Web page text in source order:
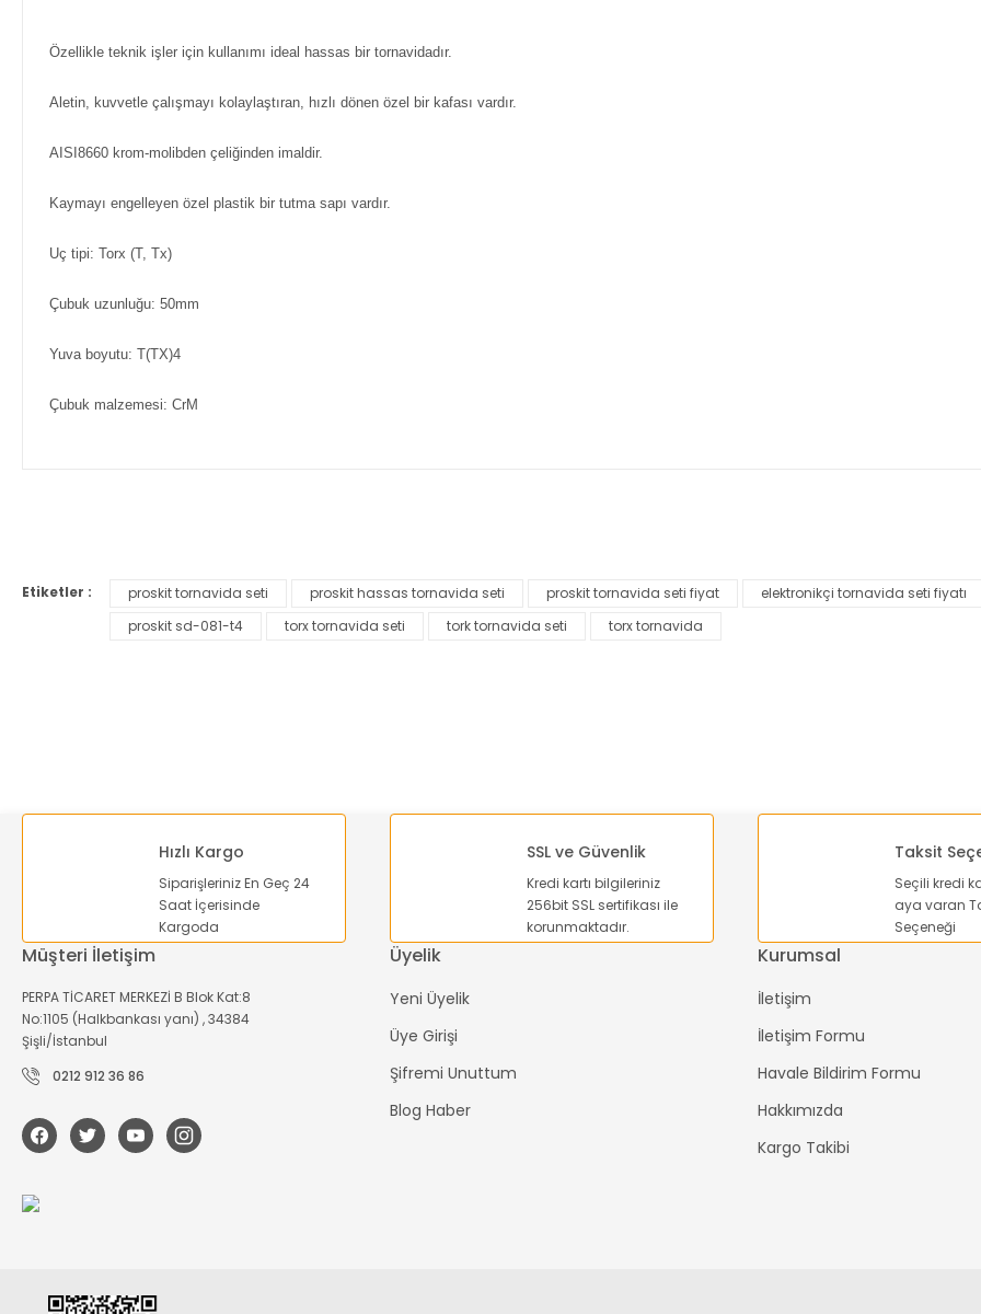
Özellikle teknik işler için kullanımı ideal hassas bir tornavidadır.
Aletin, kuvvetle çalışmayı kolaylaştıran, hızlı dönen özel bir kafası vardır.
AISI8660 krom-molibden çeliğinden imaldir.
Kaymayı engelleyen özel plastik bir tutma sapı vardır.
Uç tipi: Torx (T, Tx)
Çubuk uzunluğu: 50mm
Yuva boyutu: T(TX)4
Çubuk malzemesi: CrM
Yorum Yaz
Ürün resmi kalitesiz, bozuk veya görüntülenemiyor.
Ürün açıklamasında eksik bilgiler bulunuyor.
Etiketler : proskit tornavida seti proskit hassas tornavida seti proskit tornavida seti fiyat elektronikçi tornavida seti fiyatı
proskit sd-081-t4
torx tornavida seti tork tornavida seti torx tornavida
Hızlı Kargo
Siparişleriniz En Geç 24
Saat İçerisinde
Kargoda
SSL ve Güvenlik
Kredi kartı bilgileriniz
256bit SSL sertifikası ile
korunmaktadır.
Taksit
Seçili kredi
aya varan
Seçeneği
Müşteri İletişim
PERPA TİCARET MERKEZİ B Blok Kat:8
No:1105 (Halkbankası yanı) , 34384
Şişli/İstanbul
0212 912 36 86
Üyelik
Yeni Üyelik
Üye Girişi
Şifremi Unuttum
Blog Haber
Kurumsal
İletişim
İletişim Formu
Havale Bildirim Formu
Hakkımızda
Kargo Takibi